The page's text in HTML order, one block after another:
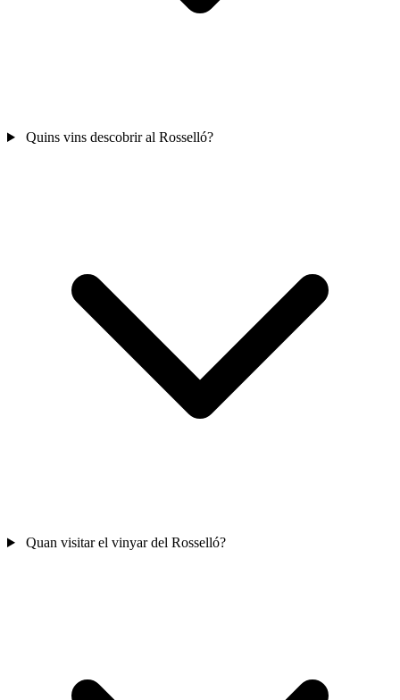
Quins vins descobrir al Rosselló?
Quan visitar el vinyar del Rosselló?